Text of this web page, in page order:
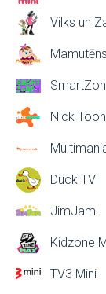
Vilks un
Mamutēns
Nick
Duck TV
JimJam
Kidzone
TV3 Mini